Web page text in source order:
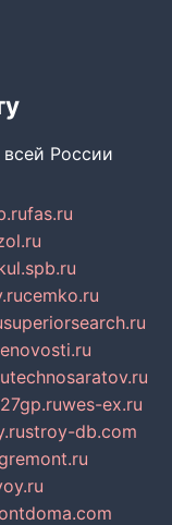
России
fas.ru
cemko.ru
superiorsearch.ru
technosaratov.ru
wes-ex.ru
stroy-db.com